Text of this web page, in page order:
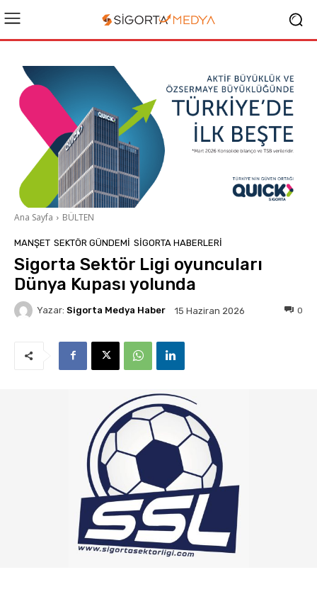
Ana Sayfa BÜLTEN
MANŞET SEKTÖR GÜNDEMİ SIGORTA HABERLERI
Sigorta Sektör Ligi oyuncuları
Dünya Kupası yolunda
Yazar: Sigorta Medya Haber 15 Haziran 2026 0